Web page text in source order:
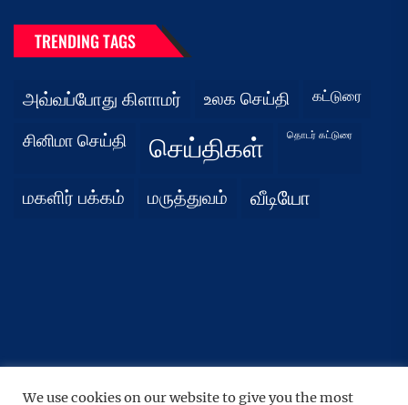
TRENDING TAGS
அவ்வப்போது கிளாமர் உலக செய்தி கட்டுரை
சினிமா செய்தி செய்திகள் தொடர் கட்டுரை
மகளிர் பக்கம் மருத்துவம் வீடியோ
We use cookies on our website to give you the most